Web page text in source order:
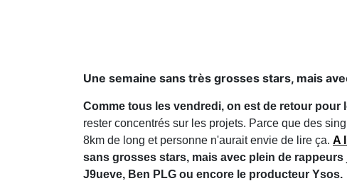
Une semaine sans très grosses stars, mais
Comme tous les vendredi, on est de retour pour
rester concentrés sur les projets. Parce que des
8km de long et personne n'aurait envie de lire ça. A
sans grosses stars, mais avec plein de
J9ueve, Ben PLG ou encore le producteur Ysos.